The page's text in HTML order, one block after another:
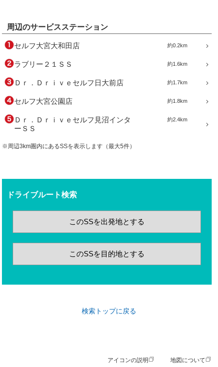
周辺のサービスステーション
約0.2km
セルフ大宮大和田店
約1.6km
ラブリー２１ＳＳ
約1.7km
Ｄｒ．Ｄｒｉｖｅセルフ日大前店
約1.8km
セルフ大宮公園店
約2.4km
Ｄｒ．Ｄｒｉｖｅセルフ見沼インタ
ーＳＳ
※周辺3km圏内にあるSSを表示します（最大5件）
ドライブルート検索
このSSを出発地とする
このSSを目的地とする
検索トップに戻る
アイコンの説明 地図について